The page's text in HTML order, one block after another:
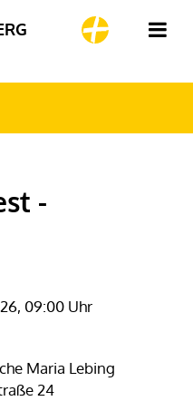
-
09:00 Uhr
Maria Lebing
24